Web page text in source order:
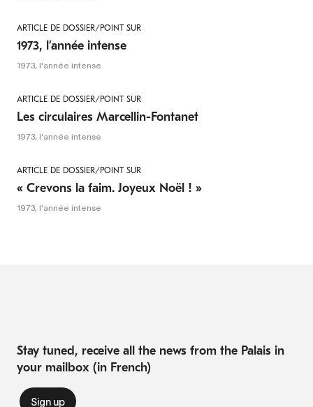
ARTICLE DE DOSSIER/POINT SUR
1973, l’année intense
1973, l'année intense
ARTICLE DE DOSSIER/POINT SUR
Les circulaires Marcellin-Fontanet
1973, l'année intense
ARTICLE DE DOSSIER/POINT SUR
« Crevons la faim. Joyeux Noël ! »
1973, l'année intense
Stay tuned, receive all the news from the Palais in
your mailbox (in French)